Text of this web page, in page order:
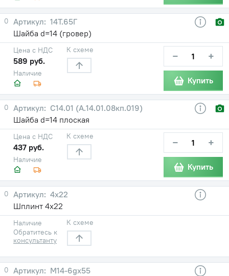
0
14Т.65Г
Шайба d=14 (гровер)
Наличие
Цена с НДС
589 руб.
К схеме − +
Купить
0
С14.01 (А.14.01.08кп.019)
Шайба d=14 плоская
Наличие
Цена с НДС
437 руб.
К схеме − +
Купить
0
4х22
Шплинт 4х22
Наличие
Обратитесь к
консультанту
К схеме
0
М14-6gх55